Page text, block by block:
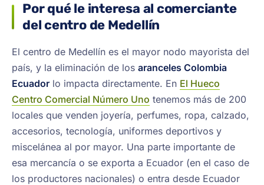
Por qué le interesa al comerciante
del centro de Medellín
El centro de Medellín es el mayor nodo mayorista del
país, y la eliminación de los aranceles Colombia
Ecuador lo impacta directamente. En El Hueco
Centro Comercial Número Uno tenemos más de 200
locales que venden joyería, perfumes, ropa, calzado,
accesorios, tecnología, uniformes deportivos y
miscelánea al por mayor. Una parte importante de
esa mercancía o se exporta a Ecuador (en el caso de
los productores nacionales) o entra desde Ecuador